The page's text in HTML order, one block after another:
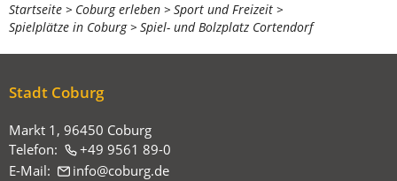
Sie
befinden
hier:
Startseite Coburg erleben
Sport und Freizeit
Spielplätze in Coburg
Spiel- und Bolzplatz Cortendorf
Stadt Coburg
Markt 1, 96450 Coburg
Telefon:
+49 9561 89-0
E-Mail:
info coburg de